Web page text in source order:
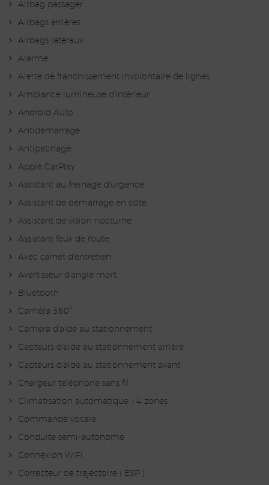
Airbag passager
Airbags arrières
Airbags latéraux
Alarme
Alerte de franchissement involontaire de lignes
Ambiance lumineuse d'intérieur
Android Auto
Antidémarrage
Antipatinage
Apple CarPlay
Assistant au freinage d'urgence
Assistant de démarrage en côte
Assistant de vision nocturne
Assistant feux de route
Avec carnet d'entretien
Avertisseur d'angle mort
Bluetooth
Caméra 360°
Caméra d'aide au stationnement
Capteurs d'aide au stationnement arrière
Capteurs d'aide au stationnement avant
Chargeur téléphone sans fil
Climatisation automatique - 4 zones
Commande vocale
Conduite semi-autonome
Connexion WiFi
Correcteur de trajectoire ( ESP )